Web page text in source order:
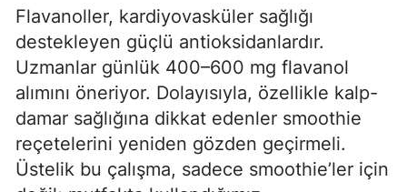
Flavanoller, kardiyovasküler sağlığı
destekleyen güçlü antioksidanlardır.
Uzmanlar günlük 400–600 mg flavanol
alımını öneriyor. Dolayısıyla, özellikle kalp-
damar sağlığına dikkat edenler smoothie
reçetelerini yeniden gözden geçirmeli.
Üstelik bu çalışma, sadece smoothie’ler için